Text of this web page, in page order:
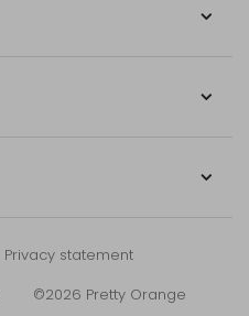
Privacy statement
©2026 Pretty Orange